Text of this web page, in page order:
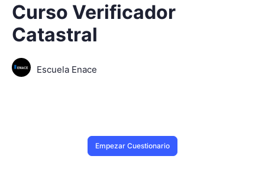
Curso Verificador
Catastral
Escuela Enace